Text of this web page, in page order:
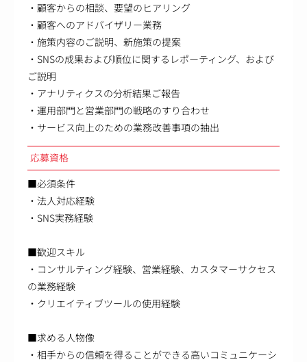
・顧客からの相談、要望のヒアリング
・顧客へのアドバイザリー業務
・施策内容のご説明、新施策の提案
・SNSの成果および順位に関するレポーティング、および
ご説明
・アナリティクスの分析結果ご報告
・運用部門と営業部門の戦略のすり合わせ
・サービス向上のための業務改善事項の抽出
応募資格
■必須条件
・法人対応経験
・SNS実務経験
■歓迎スキル
・コンサルティング経験、営業経験、カスタマーサクセス
の業務経験
・クリエイティブツールの使用経験
■求める人物像
・相手からの信頼を得ることができる高いコミュニケーシ